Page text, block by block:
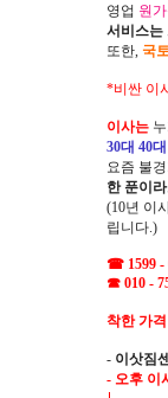
영업 원
서비스는
또한, 국
*비싼 이
이사는
30대 40
요즘 불
한 푼이
(10년 이
립니다.)
☎ 1599 -
☎ 010 -
착한 가격
- 이삿짐
- 오후 이